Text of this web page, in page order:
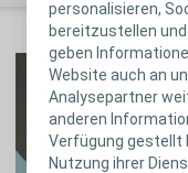
personalisieren,
bereitzustellen
geben
Website auch an
Analysepartner
anderen
Verfügung gestellt
Nutzung ihrer